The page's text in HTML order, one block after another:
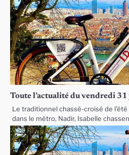
Toute l’actualité du vendredi
Le traditionnel chassé-croisé de
dans le métro, Nadir, Isabelle